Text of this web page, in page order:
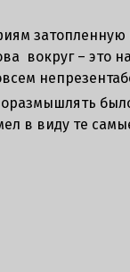
вокруг – это
в виду те